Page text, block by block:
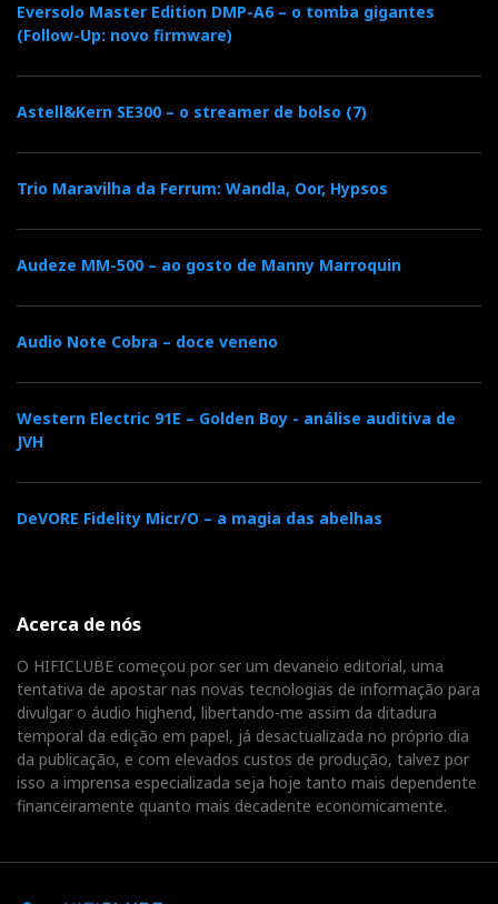
Eversolo Master Edition DMP-A6 – o tomba gigantes
(Follow-Up: novo firmware)
Astell&Kern SE300 – o streamer de bolso (7)
Trio Maravilha da Ferrum: Wandla, Oor, Hypsos
Audeze MM-500 – ao gosto de Manny Marroquin
Audio Note Cobra – doce veneno
Western Electric 91E – Golden Boy - análise auditiva de
JVH
DeVORE Fidelity Micr/O – a magia das abelhas
Acerca de nós
O HIFICLUBE começou por ser um devaneio editorial, uma
tentativa de apostar nas novas tecnologias de informação para
divulgar o áudio highend, libertando-me assim da ditadura
temporal da edição em papel, já desactualizada no próprio dia
da publicação, e com elevados custos de produção, talvez por
isso a imprensa especializada seja hoje tanto mais dependente
financeiramente quanto mais decadente economicamente.